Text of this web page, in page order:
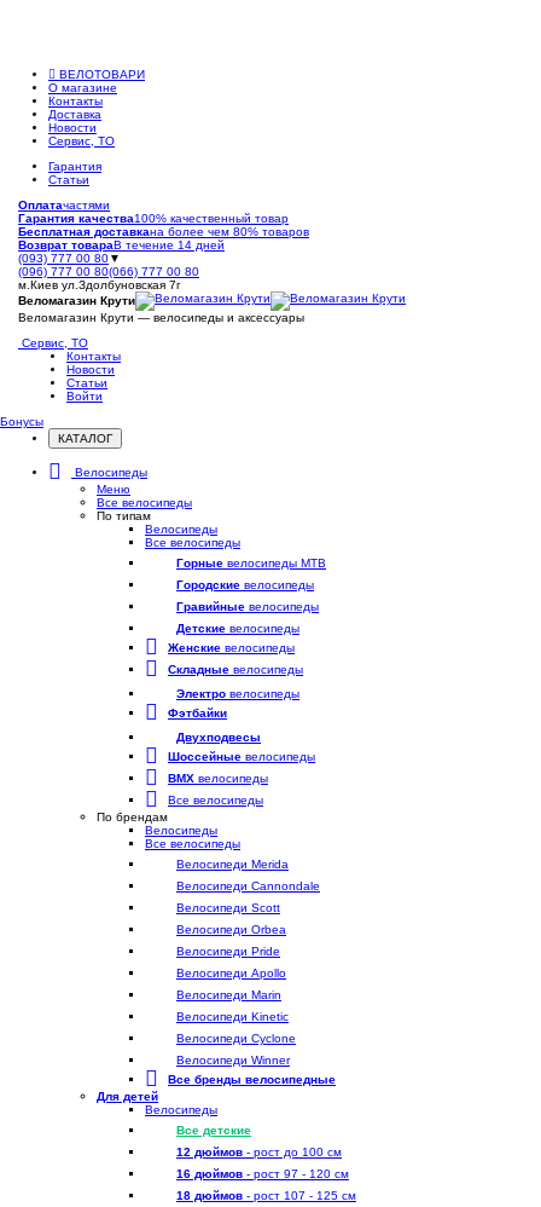
ВЕЛОТОВАРИ
О магазине
Контакты
Доставка
Новости
Сервис, ТО
Гарантия
Статьи
Оплатачастями
Гарантия качества100% качественный товар
Бесплатная доставкана более чем 80% товаров
Возврат товараВ течение 14 дней
(093) 777 00 80▼
(096) 777 00 80(066) 777 00 80
м.Киев ул.Здолбуновская 7г
Веломагазин Крути
Веломагазин Крути — велосипеды и аксессуары
Сервис, ТО
Контакты
Новости
Статьи
Войти
Бонусы
КАТАЛОГ
Открыть
Велосипеды
Меню
Все велосипеды
По типам
Велосипеды
Все велосипеды
Горные велосипеды MTB
Городские велосипеды
Гравийные велосипеды
Детские велосипеды
Женские велосипеды
Складные велосипеды
Электро велосипеды
Фэтбайки
Двухподвесы
Шоссейные велосипеды
BMX велосипеды
Все велосипеды
По брендам
Велосипеды
Все велосипеды
Велосипеди Merida
Велосипеди Cannondale
Велосипеди Scott
Велосипеди Orbea
Велосипеди Pride
Велосипеди Apollo
Велосипеди Marin
Велосипеди Kinetic
Велосипеди Cyclone
Велосипеди Winner
Все бренды велосипедные
Для детей
Велосипеды
Все детские
12 дюймов - рост до 100 см
16 дюймов - рост 97 - 120 см
18 дюймов - рост 107 - 125 см